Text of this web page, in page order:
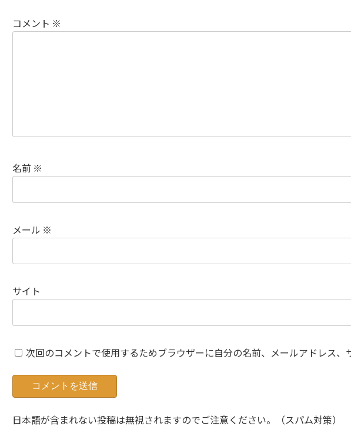
コメント ※
名前 ※
メール ※
サイト
次回のコメントで使用するためブラウザーに自分の名前、メールアドレス、
日本語が含まれない投稿は無視されますのでご注意ください。（スパム対策）